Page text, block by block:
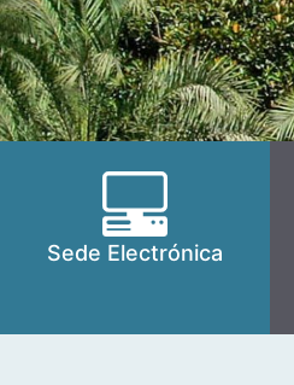
Sede Electrónica